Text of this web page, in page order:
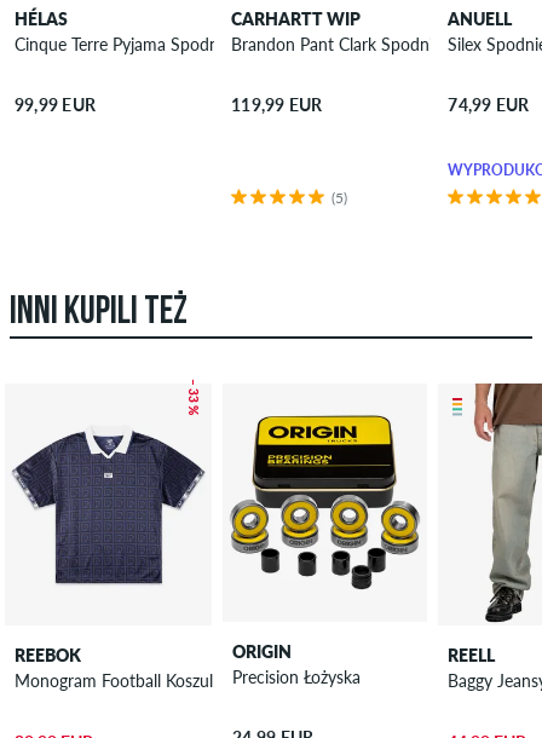
HÉLAS
Cinque Terre Pyjama Spodnie
99,99 EUR
CARHARTT WIP
Brandon Pant Clark Spodnie
119,99 EUR
(5)
ANUELL
Silex
74,99 EUR
INNI KUPILI TEŻ
– 33 %
REEBOK
Monogram Football Koszulka Polo
ORIGIN
Precision Łożyska
REELL
Baggy